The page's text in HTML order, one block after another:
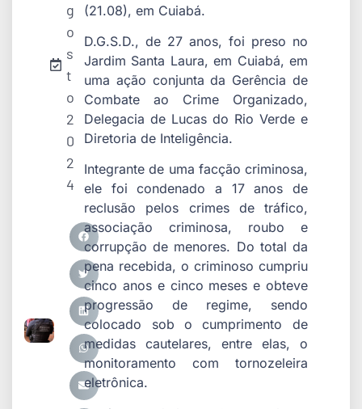
g
o
s
t
o
2
0
2
4
(21.08), em Cuiabá.
D.G.S.D., de 27 anos, foi preso no
Jardim Santa Laura, em Cuiabá, em
uma ação conjunta da Gerência de
Combate ao Crime Organizado,
Delegacia de Lucas do Rio Verde e
Diretoria de Inteligência.
Integrante de uma facção criminosa,
ele foi condenado a 17 anos de
reclusão pelos crimes de tráfico,
associação criminosa, roubo e
corrupção de menores. Do total da
pena recebida, o criminoso cumpriu
cinco anos e cinco meses e obteve
progressão de regime, sendo
colocado sob o cumprimento de
medidas cautelares, entre elas, o
monitoramento com tornozeleira
eletrônica.